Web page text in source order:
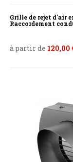
Grille de rejet d'air
Raccordement
à partir de 120,00